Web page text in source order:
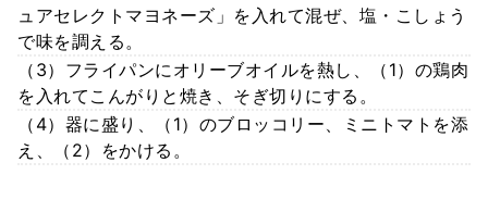
ュアセレクトマヨネーズ」を入れて混ぜ、塩・こしょう
で味を調える。
（3）フライパンにオリーブオイルを熱し、（1）の鶏肉
を入れてこんがりと焼き、そぎ切りにする。
（4）器に盛り、（1）のブロッコリー、ミニトマトを添
え、（2）をかける。